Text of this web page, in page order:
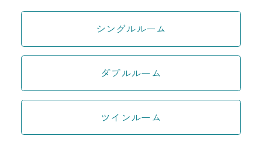
シングルルーム
ダブルルーム
ツインルーム